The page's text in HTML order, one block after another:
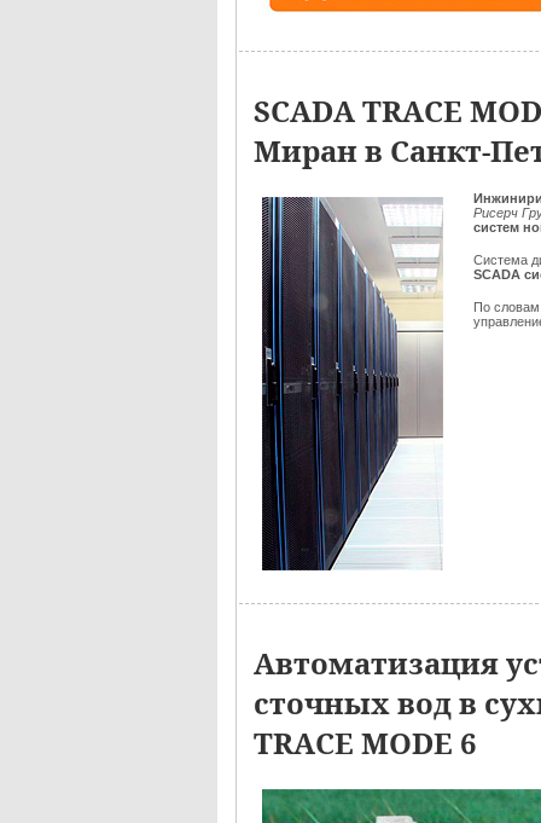
SCADA TRACE
Миран в Санкт-
Рисерч
систем
Система
SCADA
По
Автоматизация
сточных вод в
TRACE MODE 6